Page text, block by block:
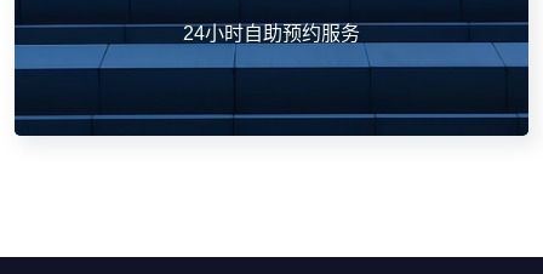
24小时自助预约服务